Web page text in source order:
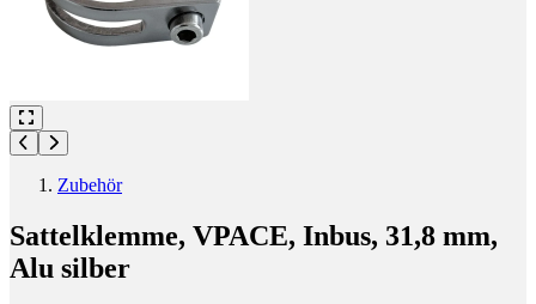
Zubehör
Sattelklemme, VPACE, Inbus, 31,8 mm,
Alu silber